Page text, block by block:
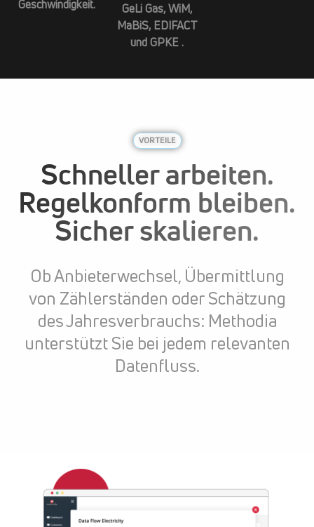
Geschwindigkeit.
GeLi Gas, WiM,
MaBiS, EDIFACT
und GPKE .
VORTEILE
Schneller arbeiten.
Regelkonform bleiben.
Sicher skalieren.
Ob Anbieterwechsel, Übermittlung
von Zählerständen oder Schätzung
des Jahresverbrauchs: Methodia
unterstützt Sie bei jedem relevanten
Datenfluss.